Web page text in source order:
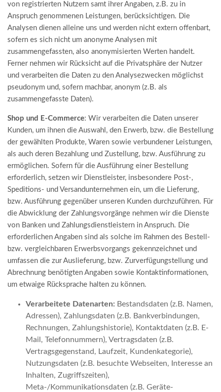
von registrierten Nutzern samt ihrer Angaben, z.B. zu in
Anspruch genommenen Leistungen, berücksichtigen. Die
Analysen dienen alleine uns und werden nicht extern offenbart,
sofern es sich nicht um anonyme Analysen mit
zusammengefassten, also anonymisierten Werten handelt.
Ferner nehmen wir Rücksicht auf die Privatsphäre der Nutzer
und verarbeiten die Daten zu den Analysezwecken möglichst
pseudonym und, sofern machbar, anonym (z.B. als
zusammengefasste Daten).
Shop und E-Commerce: Wir verarbeiten die Daten unserer
Kunden, um ihnen die Auswahl, den Erwerb, bzw. die Bestellung
der gewählten Produkte, Waren sowie verbundener Leistungen,
als auch deren Bezahlung und Zustellung, bzw. Ausführung zu
ermöglichen. Sofern für die Ausführung einer Bestellung
erforderlich, setzen wir Dienstleister, insbesondere Post-,
Speditions- und Versandunternehmen ein, um die Lieferung,
bzw. Ausführung gegenüber unseren Kunden durchzuführen. Für
die Abwicklung der Zahlungsvorgänge nehmen wir die Dienste
von Banken und Zahlungsdienstleistern in Anspruch. Die
erforderlichen Angaben sind als solche im Rahmen des Bestell-
bzw. vergleichbaren Erwerbsvorgangs gekennzeichnet und
umfassen die zur Auslieferung, bzw. Zurverfügungstellung und
Abrechnung benötigten Angaben sowie Kontaktinformationen,
um etwaige Rücksprache halten zu können.
Verarbeitete Datenarten: Bestandsdaten (z.B. Namen,
Adressen), Zahlungsdaten (z.B. Bankverbindungen,
Rechnungen, Zahlungshistorie), Kontaktdaten (z.B. E-
Mail, Telefonnummern), Vertragsdaten (z.B.
Vertragsgegenstand, Laufzeit, Kundenkategorie),
Nutzungsdaten (z.B. besuchte Webseiten, Interesse an
Inhalten, Zugriffszeiten),
Meta-/Kommunikationsdaten (z.B. Geräte-